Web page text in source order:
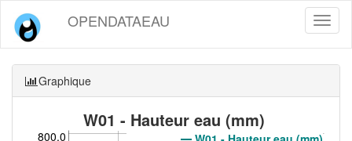
OPENDATAEAU
Graphique
W01 - Hauteur eau (mm)
800.0